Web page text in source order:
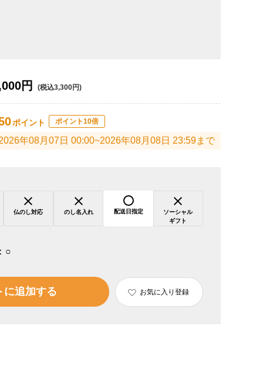
円 (税込3,300円)
ポイント ポイント10倍
年08月07日 00:00~2026年08月08日 23:59まで
仏のし対応 のし名入れ 配送日指定
ソーシャル
ギフト
○
に追加する お気に入り登録